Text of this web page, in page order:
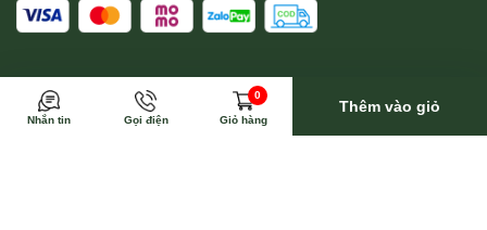
Trong trường hợp này Wina sẽ toàn bộ trả phí vận
chuyển
Nhắn tin Gọi điện
0
Giỏ hàng
Thêm vào giỏ